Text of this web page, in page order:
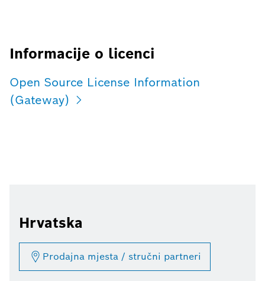
Informacije o licenci
Open Source License Information
(Gateway)
Hrvatska
Prodajna mjesta / stručni partneri